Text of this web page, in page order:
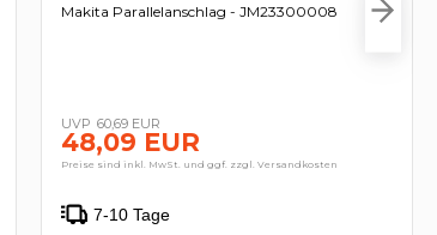
Makita Parallelanschlag - JM23300008
60,69 EUR
48,09 EUR
Preise sind inkl. MwSt. und ggf. zzgl. Versandkosten
7-10 Tage